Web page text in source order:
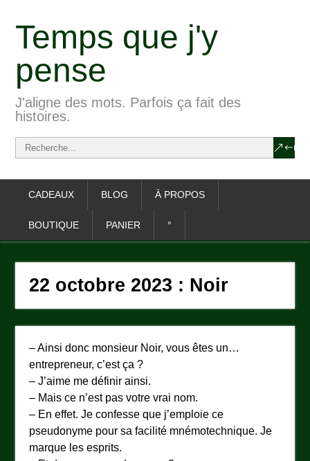
Temps que j'y
pense
J'aligne des mots. Parfois ça fait des
histoires.
CADEAUX BLOG À PROPOS
BOUTIQUE PANIER °
22 octobre 2023 : Noir
– Ainsi donc monsieur Noir, vous êtes un…
entrepreneur, c’est ça ?
– J’aime me définir ainsi.
– Mais ce n’est pas votre vrai nom.
– En effet. Je confesse que j’emploie ce
pseudonyme pour sa facilité mnémotechnique. Je
marque les esprits.